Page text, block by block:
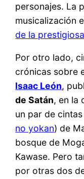
personajes. La
musicalización
de la
Por otro lado,
crónicas sobre
Isaac León,
de Satán, en la
un par de
no yokan) de
bosque de
Kawase. Pero
por otras dos